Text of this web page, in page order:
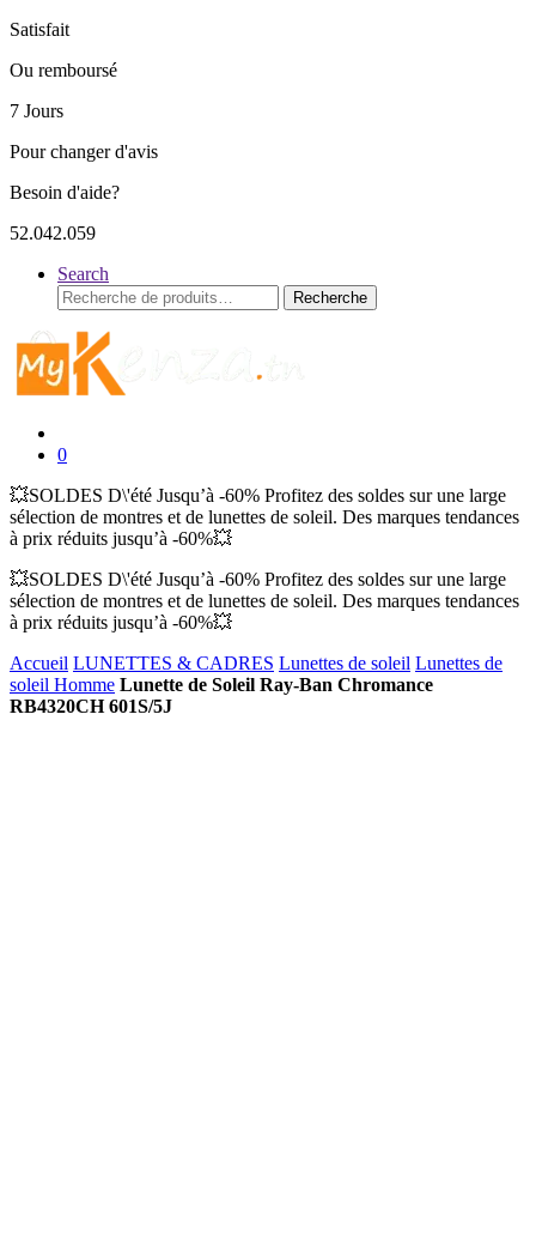
Satisfait
Ou remboursé
7 Jours
Pour changer d'avis
Besoin d'aide?
52.042.059
Search
Recherche
pour :
Recherche
0
💥SOLDES D\'été Jusqu’à -60% Profitez des soldes sur une large
sélection de montres et de lunettes de soleil. Des marques tendances
à prix réduits jusqu’à -60%💥
💥SOLDES D\'été Jusqu’à -60% Profitez des soldes sur une large
sélection de montres et de lunettes de soleil. Des marques tendances
à prix réduits jusqu’à -60%💥
Accueil LUNETTES & CADRES Lunettes de soleil Lunettes de
soleil Homme Lunette de Soleil Ray-Ban Chromance
RB4320CH 601S/5J